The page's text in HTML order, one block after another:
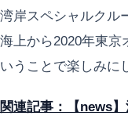
湾岸スペシャルクル
海上から2020年東京
いうことで楽しみに
関連記事：【news